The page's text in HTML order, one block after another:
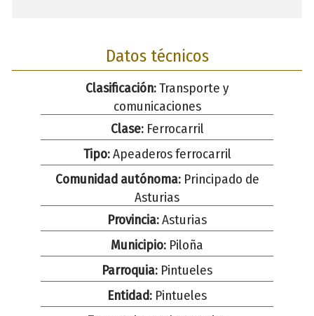
Datos técnicos
Clasificación:Transporte y
comunicaciones
Clase:Ferrocarril
Tipo:Apeaderos ferrocarril
Comunidad autónoma:Principado de
Asturias
Provincia:Asturias
Municipio: Piloña
Parroquia: Pintueles
Entidad: Pintueles